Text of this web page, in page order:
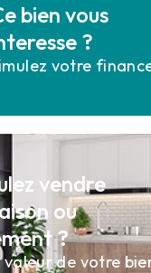
bien vous
?
votre
vendre
ou
?
valeur de votre